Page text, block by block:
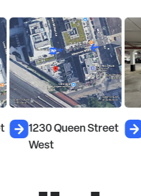
1230 Queen Street
West